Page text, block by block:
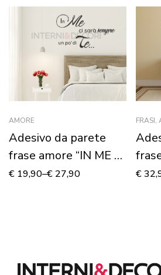
AMORE
Adesivo da parete
frase amore “IN ME CI
SARÀ…”
€ 19,90–€ 27,90
FRASI,
€